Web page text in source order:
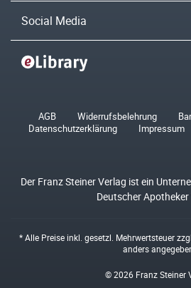
Social Media
AGB Widerrufsbelehrung
Datenschutzerklärung
Impressum
Der Franz Steiner Verlag ist ein
Deutscher
* Alle Preise inkl. gesetzl. Mehrwertsteuer zzgl.
anders
© 2026 Franz Steiner